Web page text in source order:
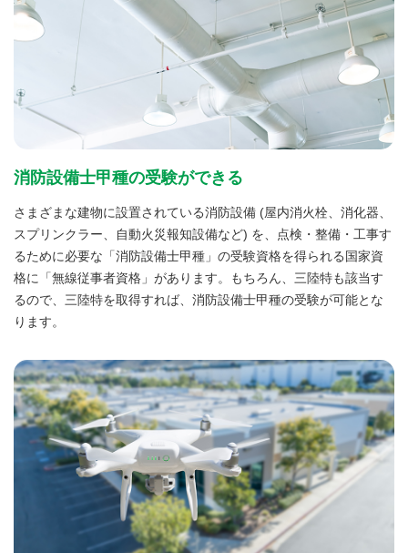
消防設備士甲種の受験ができる
さまざまな建物に設置されている消防設備 (屋内消火栓、消化器、
スプリンクラー、自動火災報知設備など) を、点検・整備・工事す
るために必要な「消防設備士甲種」の受験資格を得られる国家資
格に「無線従事者資格」があります。もちろん、三陸特も該当す
るので、三陸特を取得すれば、消防設備士甲種の受験が可能とな
ります。